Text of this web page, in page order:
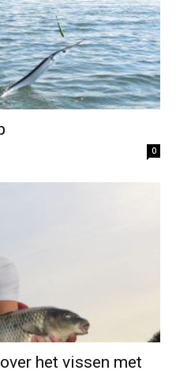
0
het vissen met